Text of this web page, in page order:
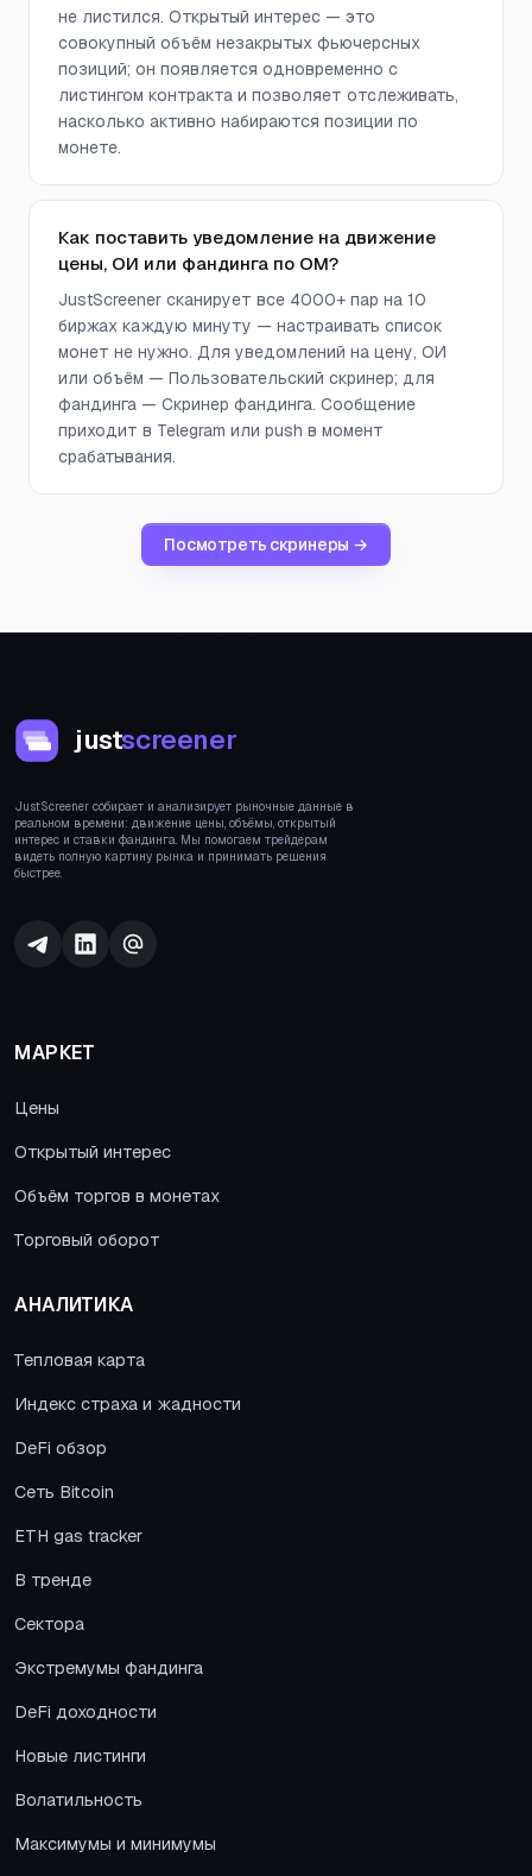
не листился. Открытый интерес — это
совокупный объём незакрытых фьючерсных
позиций; он появляется одновременно с
листингом контракта и позволяет отслеживать,
насколько активно набираются позиции по
монете.
Как поставить уведомление на движение
цены, ОИ или фандинга по OM?
JustScreener сканирует все 4000+ пар на 10
биржах каждую минуту — настраивать список
монет не нужно. Для уведомлений на цену, ОИ
или объём — Пользовательский скринер; для
фандинга — Скринер фандинга. Сообщение
приходит в Telegram или push в момент
срабатывания.
Посмотреть скринеры →
justscreener
JustScreener собирает и анализирует рыночные данные в
реальном времени: движение цены, объёмы, открытый
интерес и ставки фандинга. Мы помогаем трейдерам
видеть полную картину рынка и принимать решения
быстрее.
МАРКЕТ
Цены
Открытый интерес
Объём торгов в монетах
Торговый оборот
АНАЛИТИКА
Тепловая карта
Индекс страха и жадности
DeFi обзор
Сеть Bitcoin
ETH gas tracker
В тренде
Сектора
Экстремумы фандинга
DeFi доходности
Новые листинги
Волатильность
Максимумы и минимумы